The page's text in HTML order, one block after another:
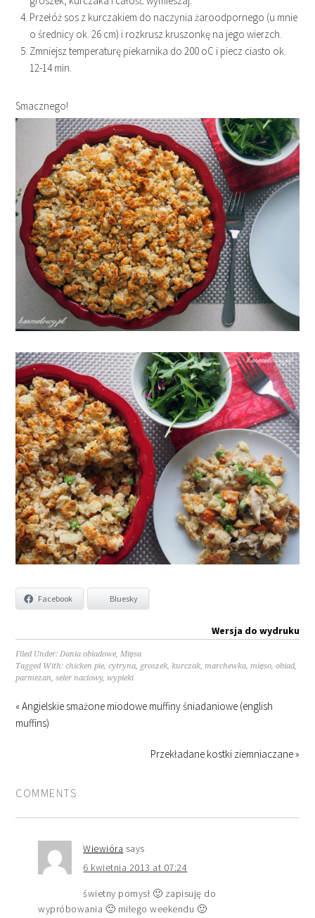
Przełóż sos z kurczakiem do naczynia żaroodpornego (u mnie
o średnicy ok. 26 cm) i rozkrusz kruszonkę na jego wierzch.
Zmniejsz temperaturę piekarnika do 200 oC i piecz ciasto ok.
12-14 min.
Smacznego!
Facebook Bluesky
Wersja do wydruku
Filed Under:Dania obiadowe,Mięsa
Tagged With:chicken pie,cytryna, groszek,kurczak,marchewka,mięso,obiad,
parmezan,seler naciowy,wypieki
« Angielskie smażone miodowe muffiny śniadaniowe (english
muffins)
Przekładane kostki ziemniaczane »
COMMENTS
Wiewióra says
6 kwietnia 2013 at 07:24
świetny pomysł 🙂 zapisuję do
wypróbowania 🙂 miłego weekendu 🙂